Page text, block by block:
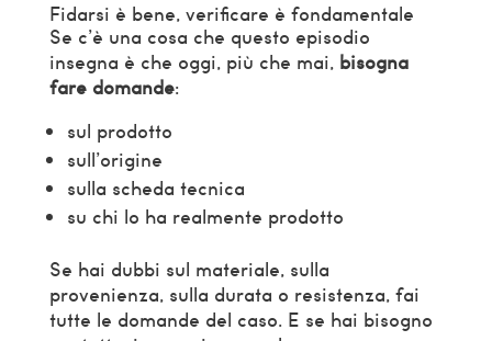
Fidarsi è bene, verificare è fondamentale
Se c’è una cosa che questo episodio
insegna è che oggi, più che mai, bisogna
fare domande:
sul prodotto
sull’origine
sulla scheda tecnica
su chi lo ha realmente prodotto
Se hai dubbi sul materiale, sulla
provenienza, sulla durata o resistenza, fai
tutte le domande del caso. E se hai bisogno